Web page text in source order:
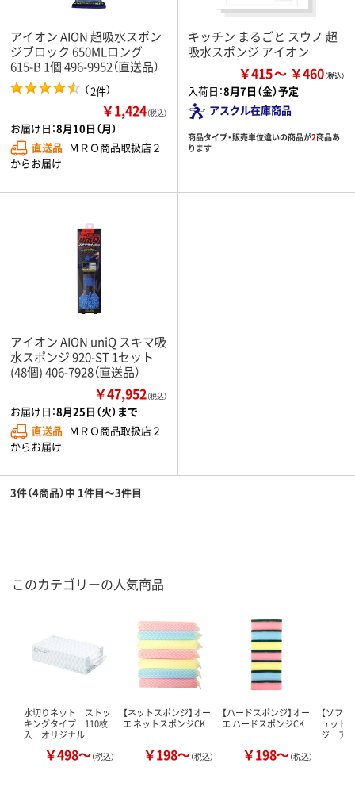
アイオン AION 超吸水スポン
ジブロック 650MLロング
615-B 1個 496-9952（直送品）
（2件）
￥1,424（税込）
お届け日：8月10日（月）
直送品 ＭＲＯ商品取扱店２
からお届け
キッチン まるごと スウノ 超
吸水スポンジ アイオン
￥415 ￥460
入荷日：8月7日（金）予定
アスクル在庫商品
商品タイプ・販売単位違いの商品が2商品あ
ります
アイオン AION uniQ スキマ吸
水スポンジ 920-ST 1セット
(48個) 406-7928（直送品）
￥47,952（税込）
お届け日：8月25日（火）まで
直送品 ＭＲＯ商品取扱店２
からお届け
3件（4商品）中 1件目～3件目
このカテゴリーの人気商品
水切りネット ストッ
キングタイプ 110枚
入 オリジナル
￥498～（税込）
【ネットスポンジ】オー
エ ネットスポンジCK
￥198～（税込）
【ハードスポンジ】オー
エ ハードスポンジCK
￥198～（税込）
【ソフ
ュット
ジ アソ